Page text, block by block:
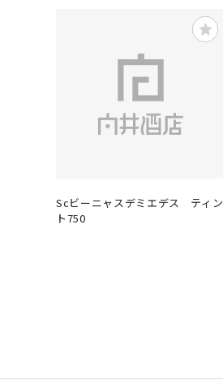
Scビーニャスデミエデス ティン
ト750